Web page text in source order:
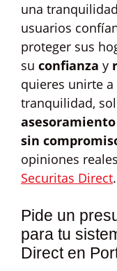
una
usuarios
proteger sus
su confianza y
quieres unirte
tranquilidad,
sin
opiniones
Securitas Direct.
Pide un
para tu
Direct en